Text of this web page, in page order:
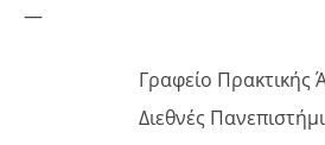
—
Γραφείο Πρακτικής
Διεθνές